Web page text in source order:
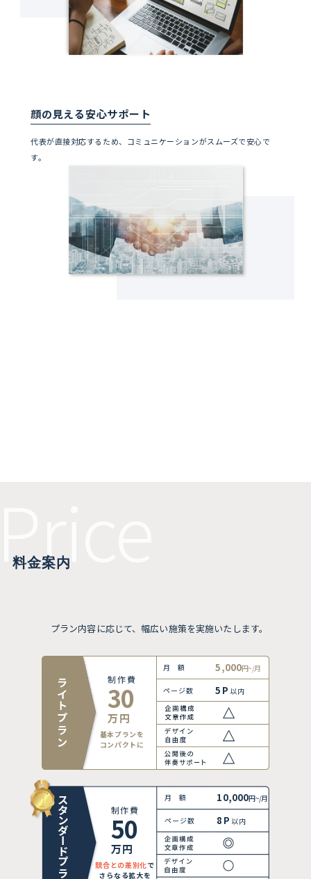
顔の見える安心サポート
代表が直接対応するため、コミュニケーションがスムーズで安心で
す。
料金案内
プラン内容に応じて、幅広い施策を実施いたします。
制作費
30
万円
基本プランを
コンパクトに
月額 5,000円~/月
ページ数 5P 以内
制作費
50
万円
競合との差別化で
さらなる拡大を
月額 10,000円~/月
ページ数 8P 以内